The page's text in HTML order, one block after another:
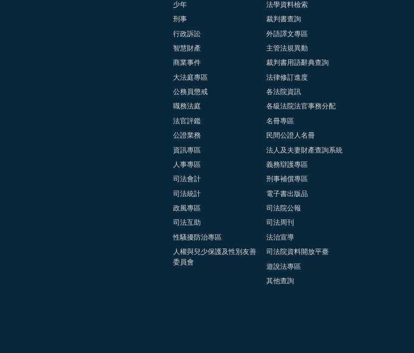
少年
刑事
行政訴訟
智慧財產
商業事件
大法庭專區
公務員懲戒
職務法庭
法官評鑑
公證業務
資訊專區
人事專區
司法會計
司法統計
政風專區
司法互助
性騷擾防治專區
人權與兒少保護及性別友善
委員會
法學資料檢索
裁判書查詢
外語譯文專區
主管法規異動
裁判書用語辭典查詢
法律修訂進度
各法院資訊
各級法院法官事務分配
名冊專區
民間公證人名冊
法人及夫妻財產查詢系統
義務辯護專區
刑事補償專區
電子書出版品
司法院公報
司法周刊
法治宣導
司法院資料開放平臺
遊說法專區
其他查詢